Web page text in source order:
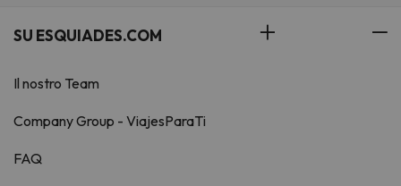
SU ESQUIADES.COM
Il nostro Team
Company Group - ViajesParaTi
FAQ